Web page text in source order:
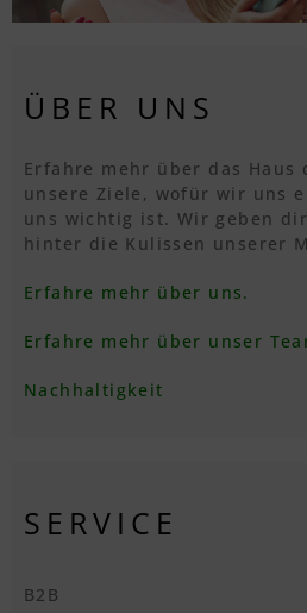
ÜBER UNS
Erfahre mehr über das Haus
unsere Ziele, wofür wir uns
uns wichtig ist. Wir geben
hinter die Kulissen unserer
Erfahre mehr über uns.
Erfahre mehr über unser
Nachhaltigkeit
SERVICE
B2B